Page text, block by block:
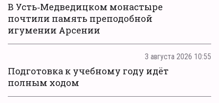
В Усть‑Медведицком монастыре
почтили память преподобной
игумении Арсении
3 августа 2026 10:55
Подготовка к учебному году идёт
полным ходом